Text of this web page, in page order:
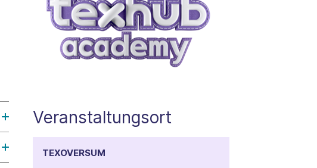
Veranstaltungsort
TEXOVERSUM